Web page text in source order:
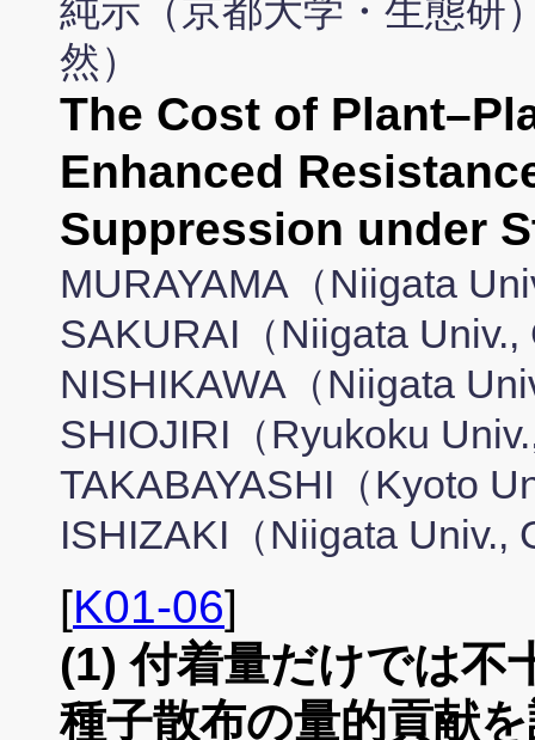
純示（京都大学・生態研
然）
The Cost of
Enhanced
Suppression under
MURAYAMA（Niigata
SAKURAI（Niigata
NISHIKAWA（Niigata
SHIOJIRI（Ryukoku
TAKABAYASHI（Kyoto
ISHIZAKI（Niigata Univ.,
[K01-06]
(1) 付着量だけでは不
種子散布の量的貢献